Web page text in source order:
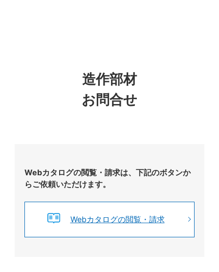
造作部材
お問合せ
Webカタログの閲覧・請求は、下記のボタンか
らご依頼いただけます。
Webカタログの閲覧・請求